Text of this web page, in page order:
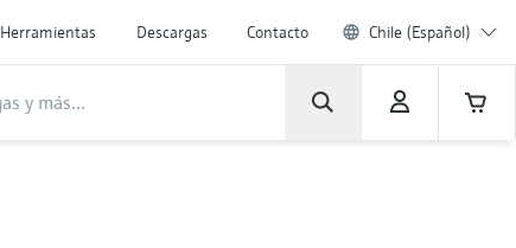
Herramientas Descargas Contacto Chile (Español)